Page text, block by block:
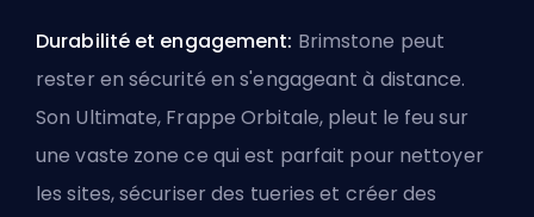
Durabilité et engagement: Brimstone peut
rester en sécurité en s'engageant à distance.
Son Ultimate, Frappe Orbitale, pleut le feu sur
une vaste zone ce qui est parfait pour nettoyer
les sites, sécuriser des tueries et créer des